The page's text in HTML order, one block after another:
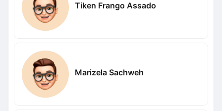
Tiken Frango Assado
Marizela Sachweh